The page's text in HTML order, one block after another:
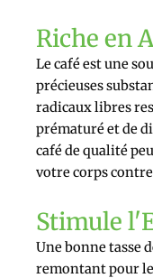
Riche en
Le café est une
précieuses
radicaux libres
prématuré et de
café de qualité
votre corps
Stimule
Une bonne tasse
remontant pour le